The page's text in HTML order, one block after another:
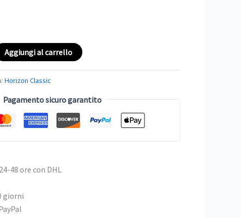
Aggiungi al carrello
Horizon Classic
Pagamento sicuro garantito
48 ore con DHL
giorni